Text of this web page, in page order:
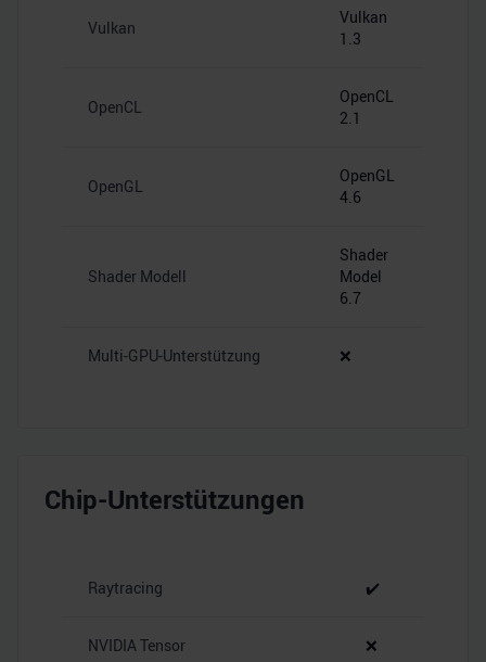
Vulkan
Vulkan
1.3
OpenCL
OpenCL
2.1
OpenGL
OpenGL
4.6
Shader Modell
Shader
Model
6.7
Multi-GPU-Unterstützung ❌
Chip-Unterstützungen
Raytracing ✔️
NVIDIA Tensor ❌